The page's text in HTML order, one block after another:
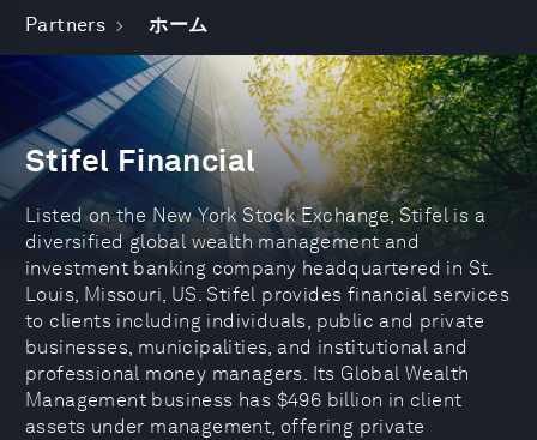
Partners ホーム
Stifel Financial
Listed on the New York Stock Exchange, Stifel is a
diversified global wealth management and
investment banking company headquartered in St.
Louis, Missouri, US. Stifel provides financial services
to clients including individuals, public and private
businesses, municipalities, and institutional and
professional money managers. Its Global Wealth
Management business has $496 billion in client
assets under management, offering private